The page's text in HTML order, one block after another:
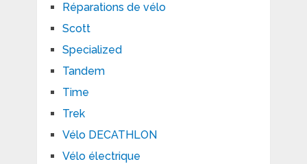
Réparations de vélo
Scott
Specialized
Tandem
Time
Trek
Vélo DECATHLON
Vélo électrique